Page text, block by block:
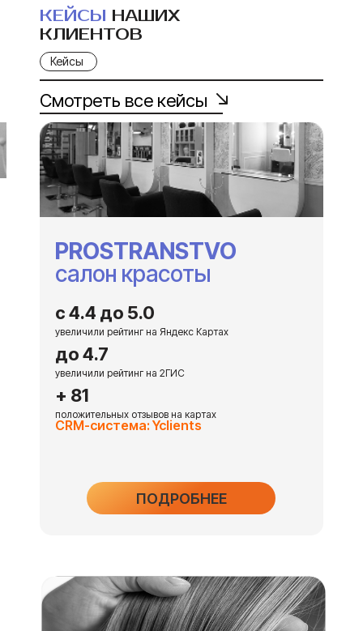
Кейсы
Смотреть все кейсы
КЕЙСЫ НАШИХ
КЛИЕНТОВ
с 4.4 до 5.0
увеличили рейтинг на Яндекс Картах
до 4.7
увеличили рейтинг на 2ГИС
+ 81
положительных отзывов на картах
PROSTRANSTVO
салон красоты
CRM-система: Yclients
ПОДРОБНЕЕ